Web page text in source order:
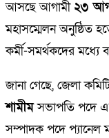
আসছে আগামী ২৩
মহাসম্মেলন অনুষ্ঠিত
কর্মী-সমর্থকদের মধ্যে
জানা গেছে, জেলা
শামীমসভাপতি পদে
সম্পাদক পদে প্যানেল